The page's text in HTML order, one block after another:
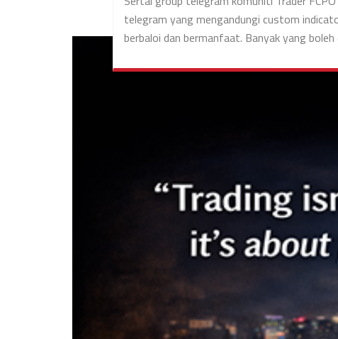
telegram yang mengandungi custom
berbaloi dan bermanfaat. Banyak yang